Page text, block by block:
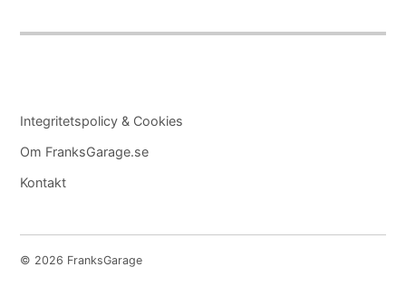
Integritetspolicy & Cookies
Om FranksGarage.se
Kontakt
© 2026 FranksGarage